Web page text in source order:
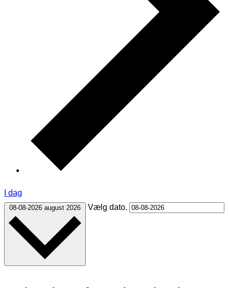
I dag
08-08-2026 august 2026 Vælg dato.